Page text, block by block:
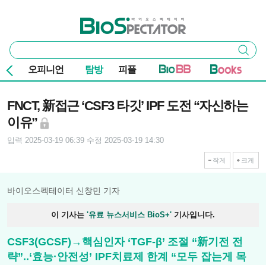
바이오스펙테이터
통
합
검
색
검색
오피니언 탐방 피플
FNCT, 新접근 ‘CSF3 타깃’ IPF 도전 “자신하는
이유”
입력 2025-03-19 06:39 수정 2025-03-19 14:30
작게 크게
바이오스펙테이터 신창민 기자
이 기사는 '유료 뉴스서비스 BioS+' 기사입니다.
CSF3(GCSF)→핵심인자 ‘TGF-β’ 조절 “新기전 전
략”..‘효능·안전성’ IPF치료제 한계 “모두 잡는게 목